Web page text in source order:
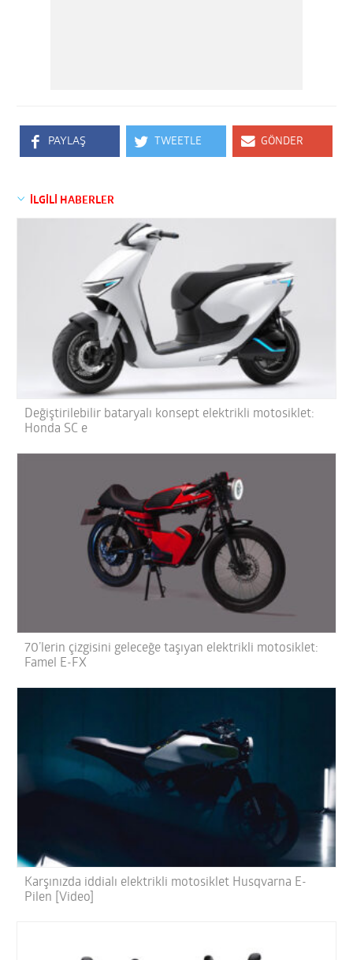
PAYLAŞ TWEETLE GÖNDER
İLGİLİ HABERLER
Değiştirilebilir bataryalı konsept elektrikli motosiklet:
Honda SC e
70’lerin çizgisini geleceğe taşıyan elektrikli motosiklet:
Famel E-FX
Karşınızda iddialı elektrikli motosiklet Husqvarna E-
Pilen [Video]